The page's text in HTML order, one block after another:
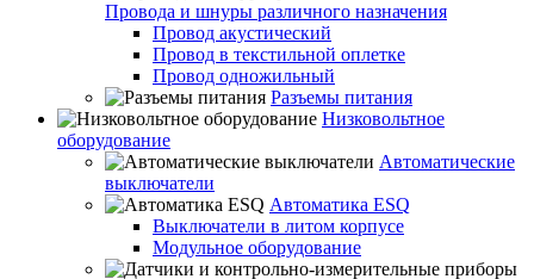
Провода и шнуры различного назначения
Провод акустический
Провод в текстильной оплетке
Провод одножильный
Разъемы питания
Низковольтное
оборудование
Автоматические
выключатели
Автоматика ESQ
Выключатели в литом корпусе
Модульное оборудование